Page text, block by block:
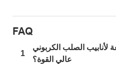
FAQ
1
لأنابيب الصلب الكربوني
عالي القوة؟